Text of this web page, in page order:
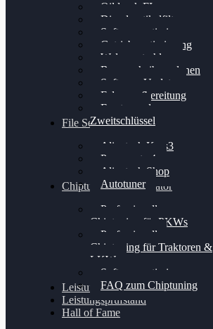
Oildruck FIx
Dieselpartikelfilter
Softwareoptimierung
Getriebeoptimierung
Walnussstrahlen
Bremsscheiben planen
Software Update
Felgenaufbereitung
Ersatz- und
Zweitschlüssel
File Service
Alientech Kess3
Powergate 4
Alientech Shop
Autotuner
Chiptuning Konfigurator
Professionelles
Chiptuning für PKWs
Professionelles
Chiptuning für Traktoren &
LKW
Softwareoptimierung
FAQ zum Chiptuning
Leistungsmessung
Leistungsprüfstand
Hall of Fame